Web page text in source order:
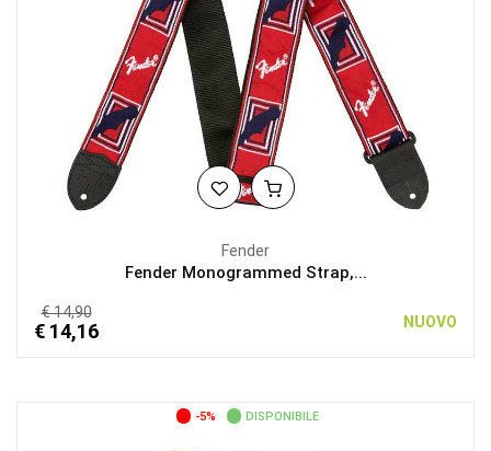
Fender
Fender Monogrammed Strap,...
€ 14,90
€ 14,16 NUOVO
-5% DISPONIBILE